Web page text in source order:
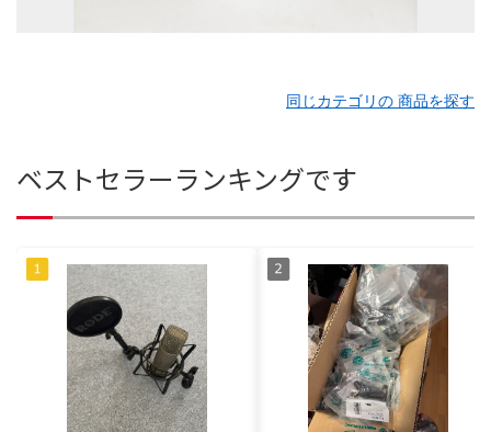
同じカテゴリの 商品を探す
ベストセラーランキングです